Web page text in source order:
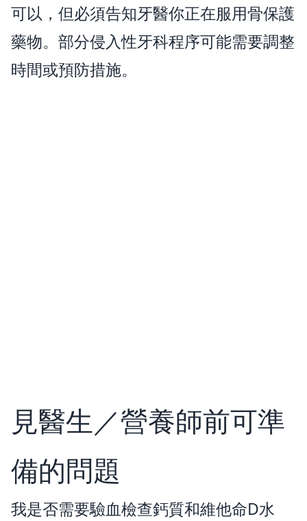
可以，但必須告知牙醫你正在服用骨保護
藥物。部分侵入性牙科程序可能需要調整
時間或預防措施。
見醫生／營養師前可準
備的問題
我是否需要驗血檢查鈣質和維他命D水